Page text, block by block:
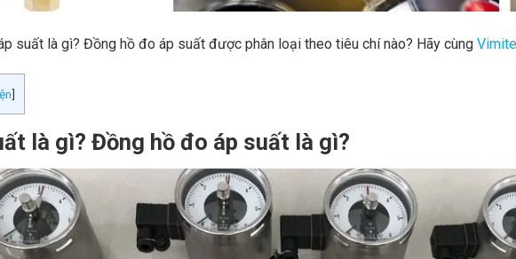
suất là gì? Đồng hồ đo áp suất được phân loại theo tiêu chí nào? Hãy cùng
]
là gì? Đồng hồ đo áp suất là gì?